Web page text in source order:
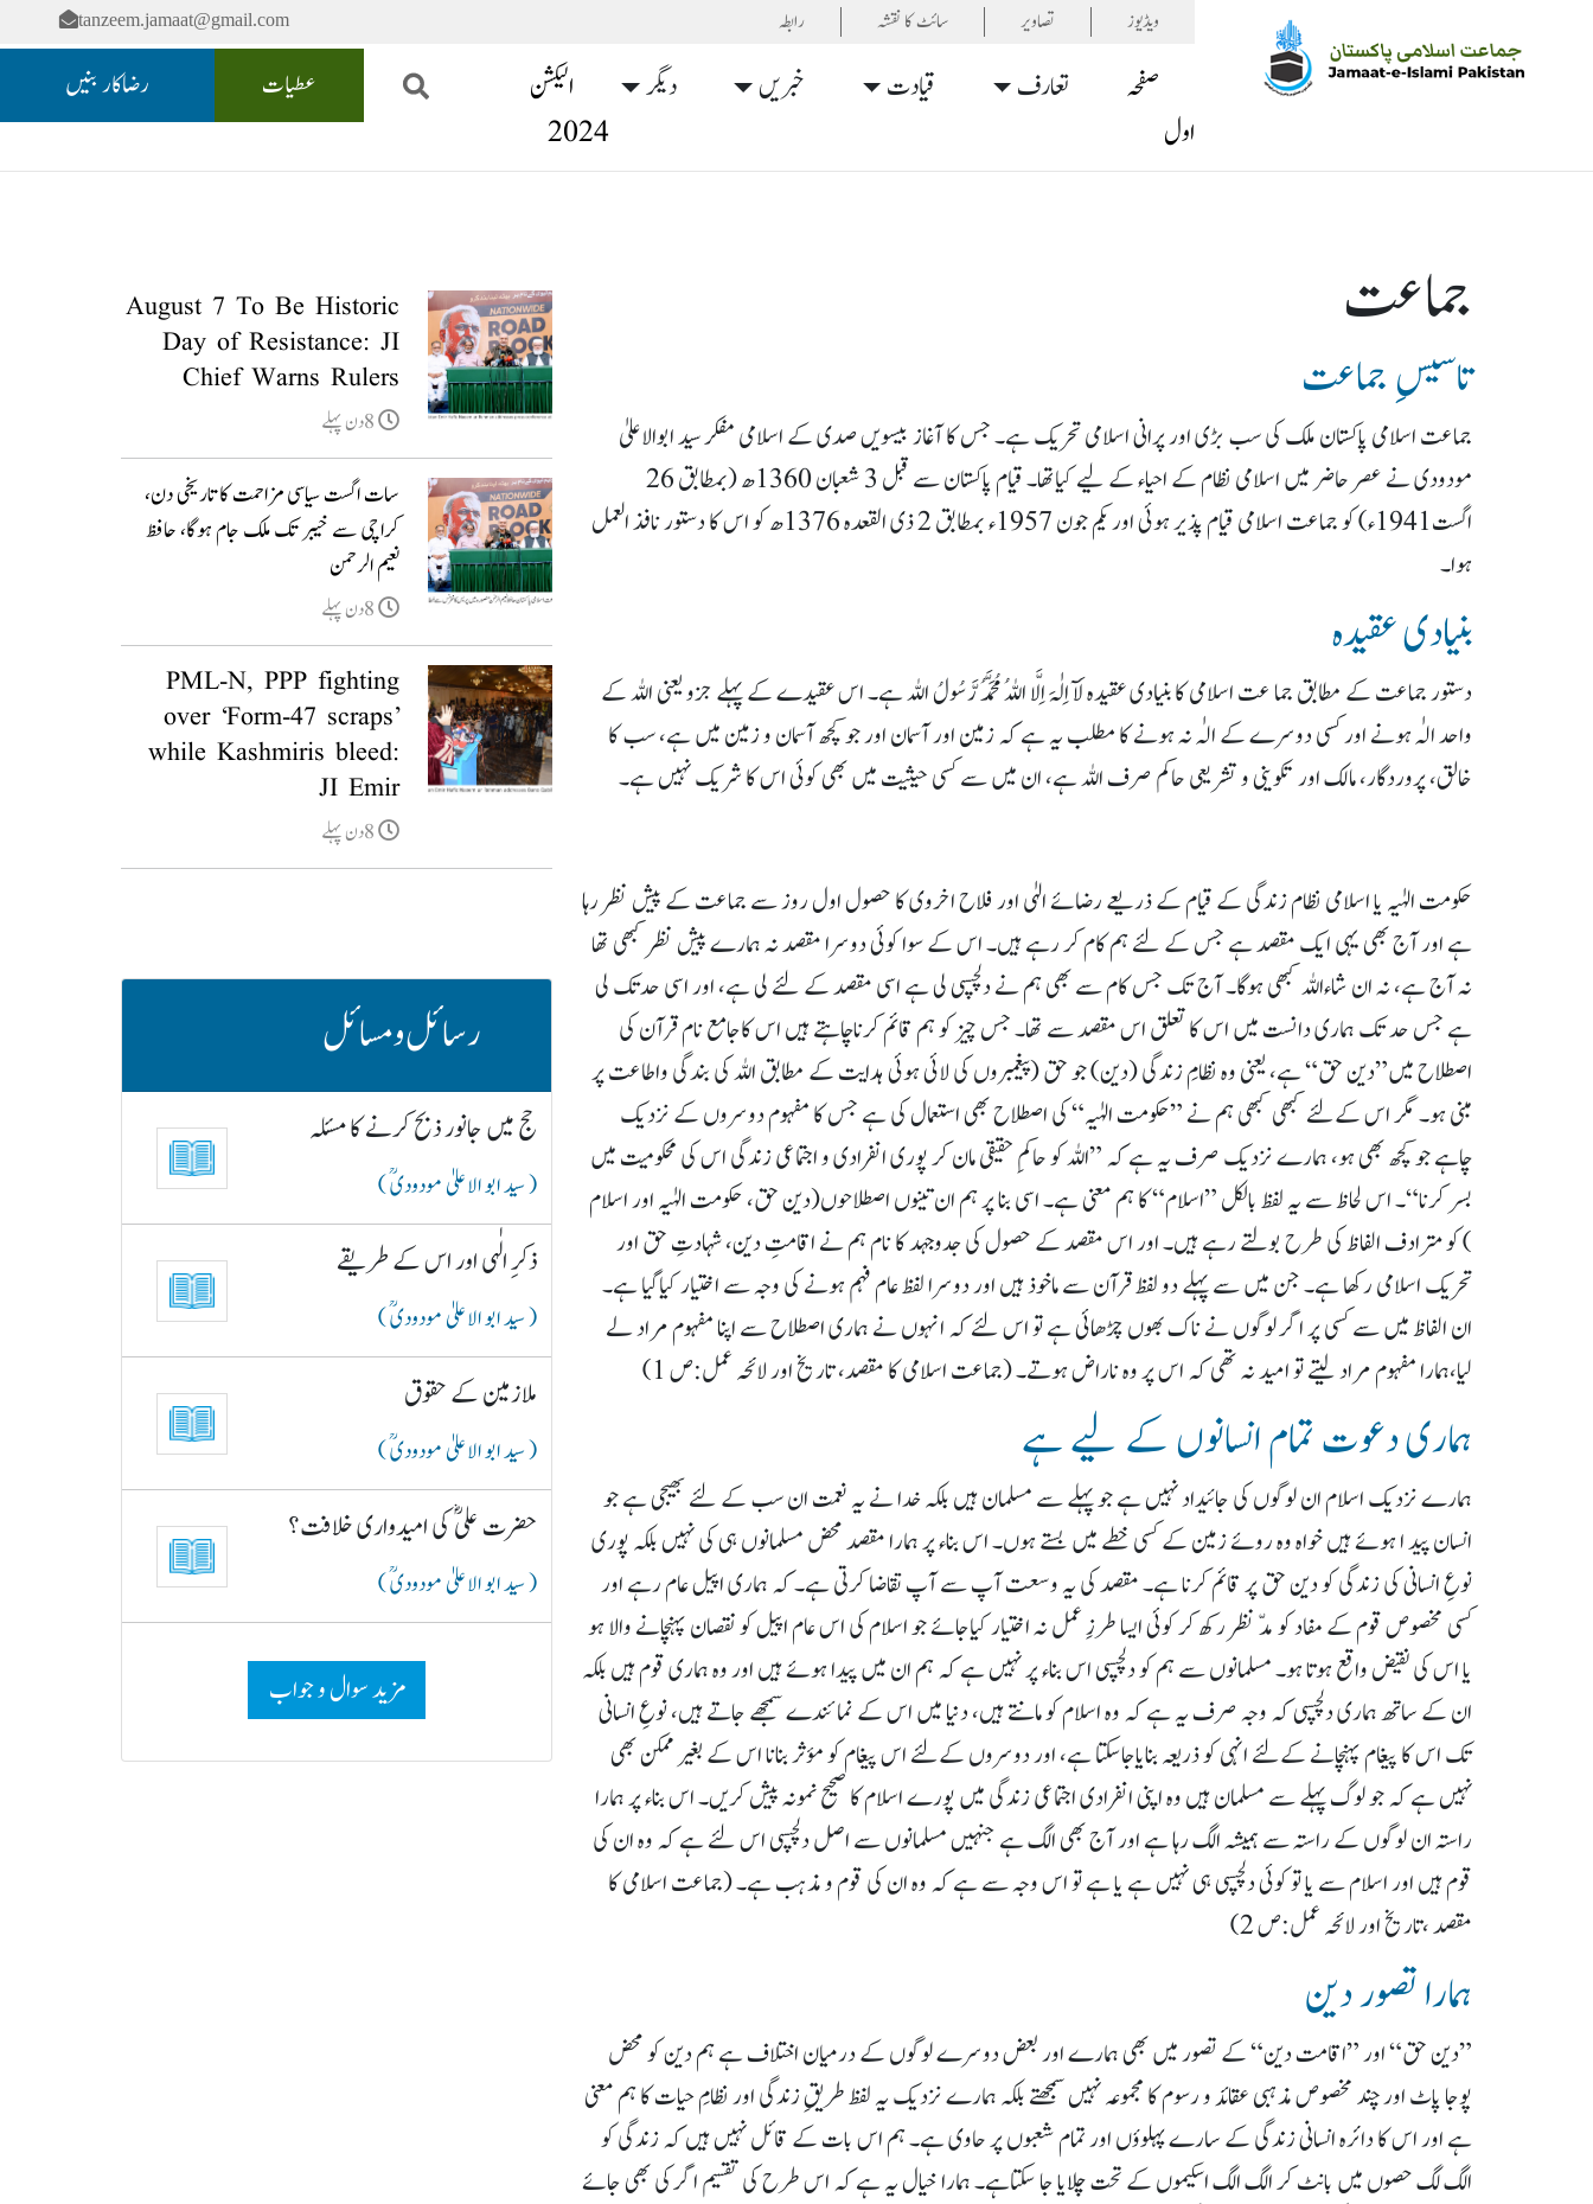
ویڈیوز تصاویر سائٹ کا نقشہ رابطہ tanzeem.jamaat@gmail.com
صفحہ
اول
تعارف قیادت خبریں دیگر
الیکشن
2024
عطیات رضاکار بنیں
جماعت
تاسیسِ جماعت
جماعت اسلامی پاکستان ملک کی سب بڑی اور پرانی اسلامی تحریک ہے۔ جس کا آغاز بیسویں صدی کے اسلامی مفکر سید ابوالاعلیٰ
مودودی نے عصر حاضر میں اسلامی نظام کے احیاء کے لیے کیاتھا۔ قیام پاکستان سے قبل 3 شعبان 1360ھ (بمطابق 26
اگست1941ء) کو جماعت اسلامی قیام پذیر ہوئی اور یکم جون 1957ء بمطابق 2 ذی القعدہ 1376ھ کو اس کا دستور نافذ العمل
ہوا۔
بنیادی عقیدہ
دستور جماعت کے مطابق جما عت اسلامی کا بنیادی عقیدہ لَآ اِلٰہَ اِلَّا اللہُ مُحَمَّدُ رَّسُولُ اللہ ہے۔ اس عقیدے کے پہلے جزو یعنی اللہ کے
واحد الہٰ ہونے اور کسی دوسرے کے الہٰ نہ ہونے کا مطلب یہ ہے کہ زمین اور آسمان اور جو کچھ آسمان و زمین میں ہے، سب کا
خالق، پروردگار، مالک اور تکوینی و تشریعی حاکم صرف اللہ ہے، ان میں سے کسی حیثیت میں بھی کوئی اس کا شریک نہیں ہے۔
حکومت الہٰیہ یا اسلامی نظام زندگی کے قیام کے ذریعے رضائے الہٰی اور فلاح اخروی کا حصول اول روز سے جماعت کے پیش نظر رہا
ہے اور آج بھی یہی ایک مقصد ہے جس کے لئے ہم کام کر رہے ہیں۔ اس کے سوا کوئی دوسرا مقصد نہ ہمارے پیش نظر کبھی تھا
نہ آج ہے، نہ ان شاءاللہ کبھی ہوگا۔ آج تک جس کام سے بھی ہم نے دلچسپی لی ہے اسی مقصد کے لئے لی ہے، اور اسی حدتک لی
ہے جس حد تک ہماری دانست میں اس کا تعلق اس مقصد سے تھا۔ جس چیز کو ہم قائم کرناچاہتے ہیں اس کاجامع نام قرآن کی
اصطلاح میں”دین حق“ ہے، یعنی وہ نظامِ زندگی (دین) جو حق (پیغمبروں کی لائی ہوئی ہدایت کے مطابق اللہ کی بندگی واطاعت پر
مبنی ہو۔ مگر اس کےلئے کبھی کبھی ہم نے ”حکومت الہٰیہ“ کی اصطلاح بھی استعمال کی ہے جس کا مفہوم دوسروں کے نزدیک
چاہے جو کچھ بھی ہو، ہمارے نزدیک صرف یہ ہے کہ ”اللہ کو حاکمِ حقیقی مان کر پوری انفرادی و اجتماعی زندگی اس کی محکومیت میں
بسر کرنا“۔ اس لحاظ سے یہ لفظ بالکل ”اسلام“ کا ہم معنی ہے۔ اسی بنا پر ہم ان تینوں اصطلاحوں(دین حق، حکومت الہٰیہ اور اسلام
) کو مترادف الفاظ کی طرح بولتے رہے ہیں۔ اور اس مقصد کے حصول کی جدوجہد کا نام ہم نے اقامتِ دین، شہادتِ حق اور
تحریک اسلامی رکھا ہے۔ جن میں سے پہلے دو لفظ قرآن سے ماخوذ ہیں اور دوسرا لفظ عام فہم ہونے کی وجہ سے اختیار کیاگیا ہے۔
ان الفاظ میں سے کسی پر اگر لوگوں نے ناک بھوں چڑھائی ہے تو اس لئے کہ انہوں نے ہماری اصطلاح سے اپنا مفہوم مراد لے
لیا،ہمارا مفہوم مراد لیتے تو امید نہ تھی کہ اس پر وہ ناراض ہوتے۔ (جماعت اسلامی کا مقصد، تاریخ اور لائحہ عمل:ص 1)
ہماری دعوت تمام انسانوں کے لیے ہے
ہمارے نزدیک اسلام ان لوگوں کی جائیداد نہیں ہے جو پہلے سے مسلمان ہیں بلکہ خدا نے یہ نعمت ان سب کے لئے بھیجی ہے جو
انسان پید ا ہوئے ہیں خواہ وہ روئے زمین کے کسی خطے میں بستے ہوں۔ اس بناء پر ہمارا مقصد محض مسلمانوں ہی کی نہیں بلکہ پوری
نوعِ انسانی کی زندگی کو دین حق پر قائم کرنا ہے۔ مقصد کی یہ وسعت آپ سے آپ تقاضا کرتی ہے۔ کہ ہماری اپیل عام رہے اور
کسی مخصوص قوم کے مفاد کو مدّ نظر رکھ کر کوئی ایسا طرزِ عمل نہ اختیار کیاجائے جو اسلام کی اس عام اپیل کو نقصان پہنچانے والا ہو
یا اس کی نقیض واقع ہوتا ہو۔ مسلمانوں سے ہم کو دلچسپی اس بناء پر نہیں ہے کہ ہم ان میں پیدا ہوئے ہیں اور وہ ہماری قوم ہیں بلکہ
ان کے ساتھ ہماری دلچسپی کہ وجہ صرف یہ ہے کہ وہ اسلام کو مانتے ہیں، دنیا میں اس کے نمائندے سمجھے جاتے ہیں، نوعِ انسانی
تک اس کا پیغام پہنچانے کےلئے انہی کو ذریعہ بنایاجاسکتا ہے، اور دوسروں کےلئے اس پیغام کو مؤثر بنانا اس کے بغیر ممکن بھی
نہیں ہے کہ جو لوگ پہلے سے مسلمان ہیں وہ اپنی انفرادی اجتماعی زندگی میں پورے اسلام کا صحیح نمونہ پیش کریں۔ اس بناء پر ہمارا
راستہ ان لوگوں کے راستہ سے ہمیشہ الگ رہا ہے اور آج بھی الگ ہے جنہیں مسلمانوں سے اصل دلچسپی اس لئے ہے کہ وہ ان کی
قوم ہیں اور اسلام سے یا تو کوئی دلچسپی ہی نہیں ہے یا ہے تو اس وجہ سے ہے کہ وہ ان کی قوم و مذہب ہے۔ (جماعت اسلامی کا
مقصد ،تاریخ اور لائحہ عمل:ص 2)
ہمارا تصور دین
”دین حق“ اور ”اقامت دین“ کے تصور میں بھی ہمارے اور بعض دوسرے لوگوں کے درمیان اختلاف ہے ہم دین کو محض
پوجا پاٹ اور چند مخصوص مذہبی عقائد و رسوم کا مجموعہ نہیں سمجھتے بلکہ ہمارے نزدیک یہ لفظ طریقِ زندگی اور نظامِ حیات کا ہم معنی
ہے اور اس کا دائرہ انسانی زندگی کے سارے پہلوؤں اور تمام شعبوں پر حاوی ہے۔ ہم اس بات کے قائل نہیں ہیں کہ زندگی کو
الگ لگ حصوں میں بانٹ کر الگ الگ اسکیموں کے تحت چلایا جا سکتاہے۔ ہمارا خیال یہ ہے کہ اس طرح کی تقسیم اگر کی بھی جائے
August 7 To Be Historic
Day of Resistance: JI
Chief Warns Rulers
سات اگست سیاسی مزاحمت کا تاریخی دن،
کراچی سے خیبر تک ملک جام ہوگا، حافظ
نعیم الرحمن
PML-N, PPP fighting
over ‘Form-47 scraps’
while Kashmiris bleed:
JI Emir
رسائل و مسائل
حج میں جانور ذبح کرنے کا مسئلہ
( سید ابو الاعلیٰ مودودیؒ )
ذکرِ الٰہی اور اس کے طریقے
( سید ابو الاعلیٰ مودودیؒ )
ملازمین کے حقوق
( سید ابو الاعلیٰ مودودیؒ )
حضرت علیؓ کی امیدواری خلافت؟
( سید ابو الاعلیٰ مودودیؒ )
مزید سوال و جواب